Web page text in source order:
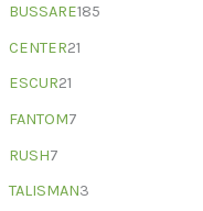
BUSSARE185
CENTER21
ESCUR21
FANTOM7
RUSH7
TALISMAN3